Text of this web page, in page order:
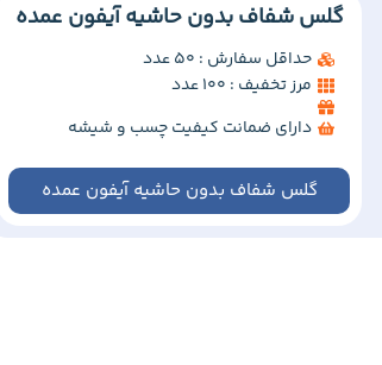
گلس شفاف بدون حاشیه آیفون عمده
حداقل سفارش : 50 عدد
مرز تخفیف : 100 عدد
دارای ضمانت کیفیت چسب و شیشه
گلس شفاف بدون حاشیه آیفون عمده